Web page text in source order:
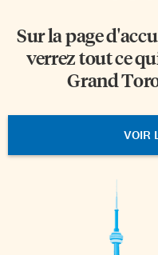
Sur la page
verrez tout ce
Grand
VOIR